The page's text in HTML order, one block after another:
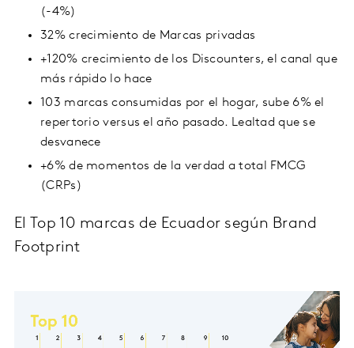
(-4%)
32% crecimiento de Marcas privadas
+120% crecimiento de los Discounters, el canal que
más rápido lo hace
103 marcas consumidas por el hogar, sube 6% el
repertorio versus el año pasado. Lealtad que se
desvanece
+6% de momentos de la verdad a total FMCG
(CRPs)
El Top 10 marcas de Ecuador según Brand
Footprint